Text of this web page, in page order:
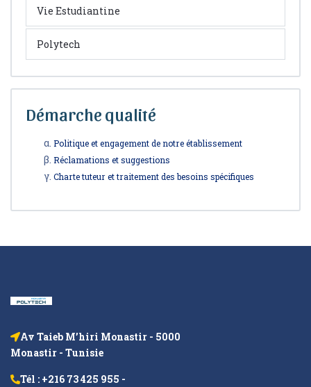
Vie Estudiantine
Polytech
Démarche qualité
Politique et engagement de notre établissement
Réclamations et suggestions
Charte tuteur et traitement des besoins spécifiques
Av Taieb M’hiri Monastir - 5000
Monastir - Tunisie
Tél : +216 73 425 955 -